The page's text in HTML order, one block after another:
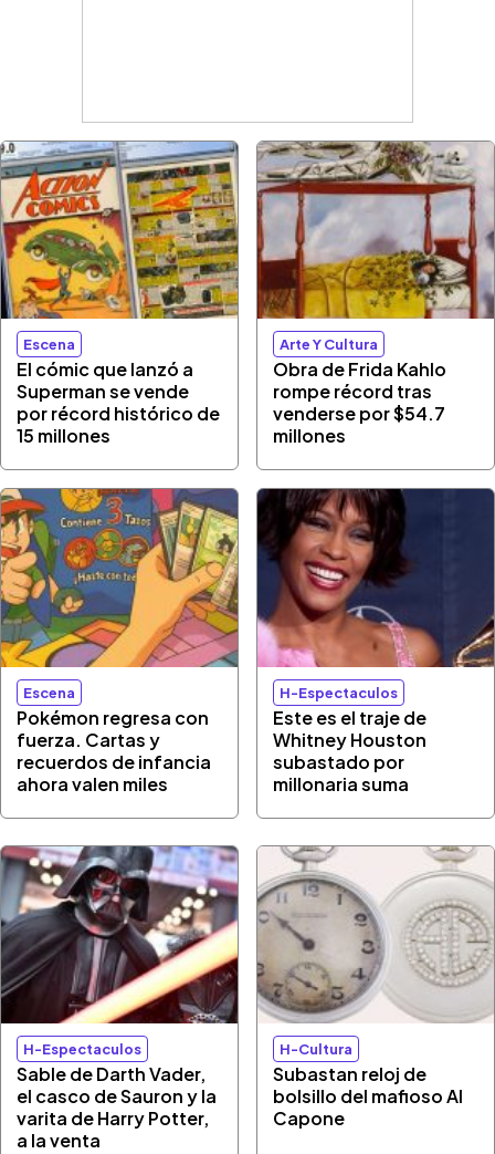
Escena
El cómic que lanzó a
Superman se vende
por récord histórico de
15 millones
Arte Y Cultura
Obra de Frida Kahlo
rompe récord tras
venderse por $54.7
millones
Escena
Pokémon regresa con
fuerza. Cartas y
recuerdos de infancia
ahora valen miles
H-Espectaculos
Este es el traje de
Whitney Houston
subastado por
millonaria suma
H-Espectaculos
Sable de Darth Vader,
el casco de Sauron y la
varita de Harry Potter,
a la venta
H-Cultura
Subastan reloj de
bolsillo del mafioso Al
Capone